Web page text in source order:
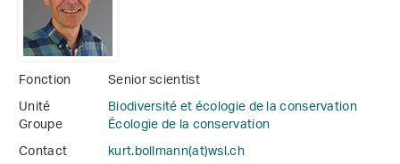
Fonction
Senior scientist
Unité
Biodiversité et écologie de la conservation
Groupe
Écologie de la conservation
Contact
kurt.bollmann(at)wsl.ch